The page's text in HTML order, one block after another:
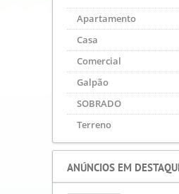
Outros...
CAMPO DO
PR
Finalidade:
VER
Página(s): 1 2 3